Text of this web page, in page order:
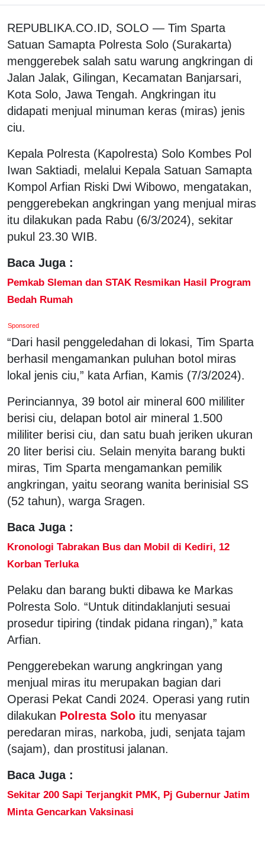
REPUBLIKA.CO.ID, SOLO — Tim Sparta
Satuan Samapta Polresta Solo (Surakarta)
menggerebek salah satu warung angkringan di
Jalan Jalak, Gilingan, Kecamatan Banjarsari,
Kota Solo, Jawa Tengah. Angkringan itu
didapati menjual minuman keras (miras) jenis
ciu.
Kepala Polresta (Kapolresta) Solo Kombes Pol
Iwan Saktiadi, melalui Kepala Satuan Samapta
Kompol Arfian Riski Dwi Wibowo, mengatakan,
penggerebekan angkringan yang menjual miras
itu dilakukan pada Rabu (6/3/2024), sekitar
pukul 23.30 WIB.
Baca Juga :
Pemkab Sleman dan STAK Resmikan Hasil Program
Bedah Rumah
Sponsored
“Dari hasil penggeledahan di lokasi, Tim Sparta
berhasil mengamankan puluhan botol miras
lokal jenis ciu,” kata Arfian, Kamis (7/3/2024).
Perinciannya, 39 botol air mineral 600 mililiter
berisi ciu, delapan botol air mineral 1.500
mililiter berisi ciu, dan satu buah jeriken ukuran
20 liter berisi ciu. Selain menyita barang bukti
miras, Tim Sparta mengamankan pemilik
angkringan, yaitu seorang wanita berinisial SS
(52 tahun), warga Sragen.
Baca Juga :
Kronologi Tabrakan Bus dan Mobil di Kediri, 12
Korban Terluka
Pelaku dan barang bukti dibawa ke Markas
Polresta Solo. “Untuk ditindaklanjuti sesuai
prosedur tipiring (tindak pidana ringan),” kata
Arfian.
Penggerebekan warung angkringan yang
menjual miras itu merupakan bagian dari
Operasi Pekat Candi 2024. Operasi yang rutin
dilakukan Polresta Solo itu menyasar
peredaran miras, narkoba, judi, senjata tajam
(sajam), dan prostitusi jalanan.
Baca Juga :
Sekitar 200 Sapi Terjangkit PMK, Pj Gubernur Jatim
Minta Gencarkan Vaksinasi